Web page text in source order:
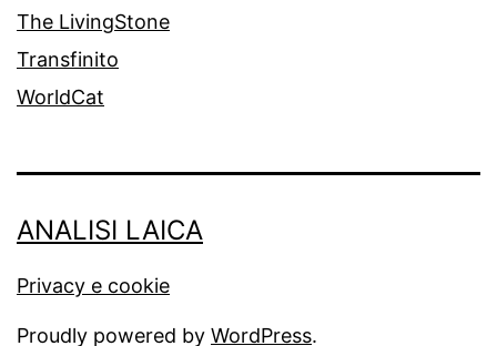
The LivingStone
Transfinito
WorldCat
ANALISI LAICA
Privacy e cookie
Proudly powered by WordPress.